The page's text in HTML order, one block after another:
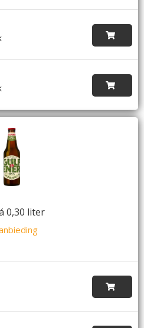
0,30 liter